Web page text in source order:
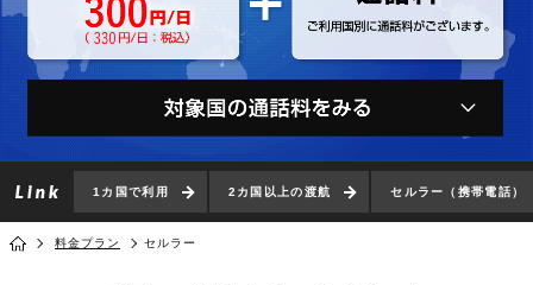
1カ国で利用 2カ国以上の渡航 セルラー（携帯電話）
料金プラン セルラー